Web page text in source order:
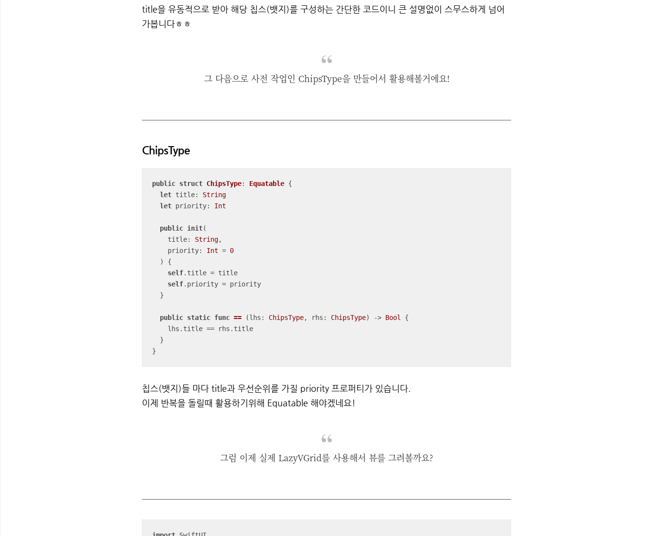
title을 유동적으로 받아 해당 칩스(뱃지)를 구성하는 간단한 코드이니 큰 설명없이 스무스하게 넘어
가봅니다ㅎㅎ
그 다음으로 사전 작업인 ChipsType을 만들어서 활용해볼거에요!
ChipsType
public struct ChipsType: Equatable {
let title: String
let priority: Int
public init(
title: String,
priority: Int = 0
  )
{
self.title = title
self.priority = priority
public static func == (lhs : ChipsType, rhs : ChipsType) -> Bool
{
    lhs.title
== rhs.title
}
칩스(뱃지)들 마다 title과 우선순위를 가질 priority 프로퍼티가 있습니다.
이제 반복을 돌릴때 활용하기위해 Equatable 해야겠네요!
그럼 이제 실제 LazyVGrid를 사용해서 뷰를 그려볼까요?